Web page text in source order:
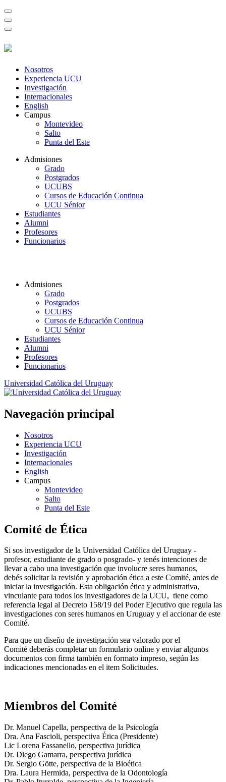
Nosotros
Experiencia UCU
Investigación
Internacionales
English
Campus
Montevideo
Salto
Punta del Este
Admisiones
Grado
Postgrados
UCUBS
Cursos de Educación Continua
UCU Sénior
Estudiantes
Alumni
Profesores
Funcionarios
Admisiones
Grado
Postgrados
UCUBS
Cursos de Educación Continua
UCU Sénior
Estudiantes
Alumni
Profesores
Funcionarios
Universidad Católica del Uruguay
Navegación principal
Nosotros
Experiencia UCU
Investigación
Internacionales
English
Campus
Montevideo
Salto
Punta del Este
Comité de Ética
Si sos investigador de la Universidad Católica del Uruguay -
profesor, estudiante de grado o posgrado- y tenés intenciones de
llevar a cabo una investigación que involucre seres humanos,
debés solicitar la revisión y aprobación ética a este Comité, antes de
iniciar la investigación. Esta obligación ética y administrativa,
vinculante para todos los investigadores de la UCU, tiene como
referencia legal al Decreto 158/19 del Poder Ejecutivo que regula las
investigaciones con seres humanos en Uruguay y el accionar de este
Comité.
Para que un diseño de investigación sea valorado por el
Comité deberás completar un formulario online y enviar algunos
documentos con firma también en formato impreso, según las
indicaciones mencionadas en el item Solicitudes.
Miembros del Comité
Dr. Manuel Capella, perspectiva de la Psicología
Dra. Ana Fascioli, perspectiva Ética (Presidente)
Lic Lorena Fassanello, perspectiva jurídica
Dr. Diego Gamarra, perspectiva jurídica
Dr. Sergio Götte, perspectiva de la Bioética
Dra. Laura Hermida, perspectiva de la Odontología